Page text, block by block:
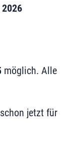
möglich. Alle
jetzt für